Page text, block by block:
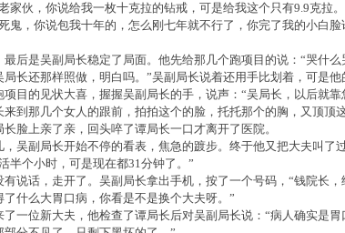
家伙，你说给我一枚十克拉的钻戒，可是给我这个只有9.9克拉
鬼，你说包我十年的，怎么刚七年就不行了，你完了我的小白脸
最后是吴副局长稳定了局面。他先给那几个跑项目的说：“哭什
局长还那样照做，明白吗。”吴副局长说着还用手比划着，可是
目的见状大喜，握握吴副局长的手，说声：“吴局长，以后就靠
来到那几个女人的跟前，拍拍这个的脸，托托那个的胸，又顶顶
脸上亲了亲，回头啐了谭局长一口才离开了医院。
，吴副局长开始不停的看表，焦急的踱步。终于他又把大夫叫了过
半个小时，可是现在都31分钟了。”
有说话，走开了。吴副局长拿出手机，按了一个号码，“钱院长
了什么大胃口病，你看是不是换个大夫呀。”
了一位新大夫，他检查了谭局长后对吴副局长说：“病人确实是